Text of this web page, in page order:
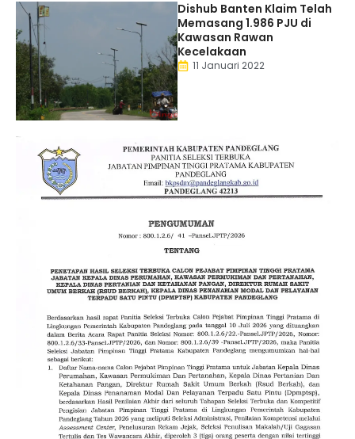
Dishub Banten Klaim Telah
Memasang 1.986 PJU di
Kawasan Rawan
Kecelakaan
11 Januari 2022